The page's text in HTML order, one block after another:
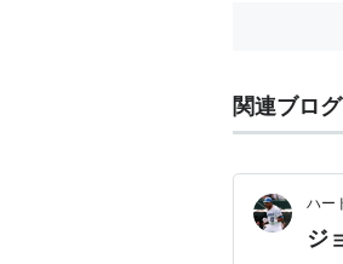
関連ブログ
ハー
ジ